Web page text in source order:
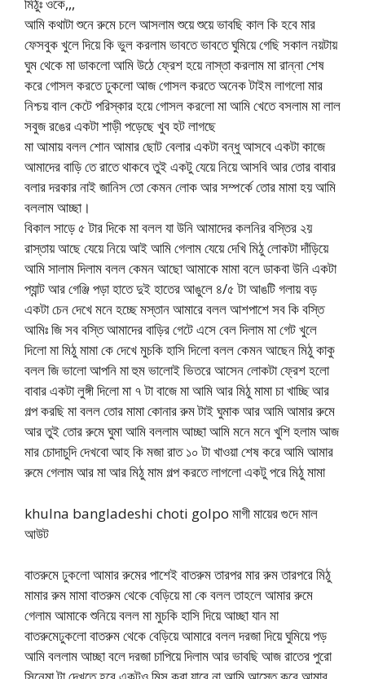
মিঠুঃ ওকে,,,
আমি কথাটা শুনে রুমে চলে আসলাম শুয়ে শুয়ে ভাবছি কাল কি হবে মার
ফেসবুক খুলে দিয়ে কি ভুল করলাম ভাবতে ভাবতে ঘুমিয়ে গেছি সকাল নয়টায়
ঘুম থেকে মা ডাকলো আমি উঠে ফ্রেশ হয়ে নাস্তা করলাম মা রান্না শেষ
করে গোসল করতে ঢুকলো আজ গোসল করতে অনেক টাইম লাগলো মার
নিশ্চয় বাল কেটে পরিস্কার হয়ে গোসল করলো মা আমি খেতে বসলাম মা লাল
সবুজ রঙের একটা শাড়ী পড়েছে খুব হট লাগছে
মা আমায় বলল শোন আমার ছোট বেলার একটা বন্ধু আসবে একটা কাজে
আমাদের বাড়ি তে রাতে থাকবে তুই একটু যেয়ে নিয়ে আসবি আর তোর বাবার
বলার দরকার নাই জানিস তো কেমন লোক আর সম্পর্কে তোর মামা হয় আমি
বললাম আচ্ছা।
বিকাল সাড়ে ৫ টার দিকে মা বলল যা উনি আমাদের কলনির বস্তির ২য়
রাস্তায় আছে যেয়ে নিয়ে আই আমি গেলাম যেয়ে দেখি মিঠু লোকটা দাঁড়িয়ে
আমি সালাম দিলাম বলল কেমন আছো আমাকে মামা বলে ডাকবা উনি একটা
প্যান্ট আর গেঞ্জি পড়া হাতে দুই হাতের আঙুলে ৪/৫ টা আঙটি গলায় বড়
একটা চেন দেখে মনে হচ্ছে মস্তান আমারে বলল আশপাশে সব কি বস্তি
আমিঃ জি সব বস্তি আমাদের বাড়ির গেটে এসে বেল দিলাম মা গেট খুলে
দিলো মা মিঠু মামা কে দেখে মুচকি হাসি দিলো বলল কেমন আছেন মিঠু কাকু
বলল জি ভালো আপনি মা হুম ভালোই ভিতরে আসেন লোকটা ফ্রেশ হলো
বাবার একটা লুঙ্গী দিলো মা ৭ টা বাজে মা আমি আর মিঠু মামা চা খাচ্ছি আর
গল্প করছি মা বলল তোর মামা কোনার রুম টাই ঘুমাক আর আমি আমার রুমে
আর তুই তোর রুমে ঘুমা আমি বললাম আচ্ছা আমি মনে মনে খুশি হলাম আজ
মার চোদাচুদি দেখবো আহ কি মজা রাত ১০ টা খাওয়া শেষ করে আমি আমার
রুমে গেলাম আর মা আর মিঠু মাম গল্প করতে লাগলো একটু পরে মিঠু মামা
khulna bangladeshi choti golpo মাগী মায়ের গুদে মাল
আউট
বাতরুমে ঢুকলো আমার রুমের পাশেই বাতরুম তারপর মার রুম তারপরে মিঠু
মামার রুম মামা বাতরুম থেকে বেড়িয়ে মা কে বলল তাহলে আমার রুমে
গেলাম আমাকে শুনিয়ে বলল মা মুচকি হাসি দিয়ে আচ্ছা যান মা
বাতরুমেঢুকলো বাতরুম থেকে বেড়িয়ে আমারে বলল দরজা দিয়ে ঘুমিয়ে পড়
আমি বললাম আচ্ছা বলে দরজা চাপিয়ে দিলাম আর ভাবছি আজ রাতের পুরো